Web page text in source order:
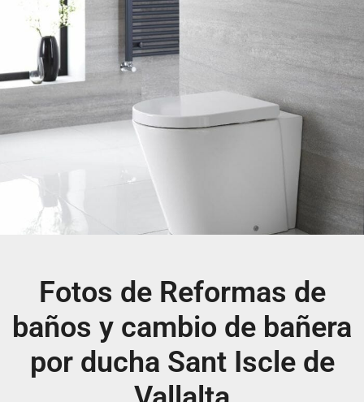
Fotos de Reformas de
baños y cambio de bañera
por ducha Sant Iscle de